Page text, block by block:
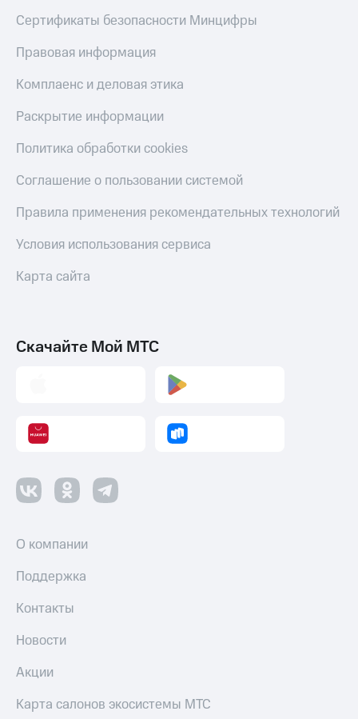
Сертификаты безопасности Минцифры
Правовая информация
Комплаенс и деловая этика
Раскрытие информации
Политика обработки cookies
Соглашение о пользовании системой
Правила применения рекомендательных технологий
Условия использования сервиса
Карта сайта
Скачайте Мой МТС
О компании
Поддержка
Контакты
Новости
Акции
Карта салонов экосистемы МТС